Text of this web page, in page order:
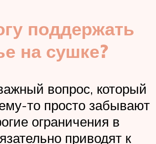
поддержать
на сушке?
вопрос, который
то просто забывают
ограничения в
приводят к